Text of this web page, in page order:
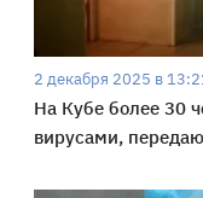
2 декабря 2025 в
На Кубе более 30
вирусами,